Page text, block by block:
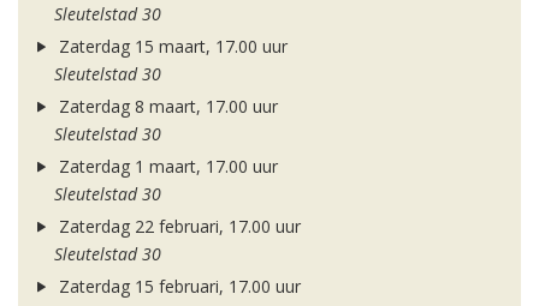
Sleutelstad 30
Zaterdag 15 maart, 17.00 uur
Sleutelstad 30
Zaterdag 8 maart, 17.00 uur
Sleutelstad 30
Zaterdag 1 maart, 17.00 uur
Sleutelstad 30
Zaterdag 22 februari, 17.00 uur
Sleutelstad 30
Zaterdag 15 februari, 17.00 uur